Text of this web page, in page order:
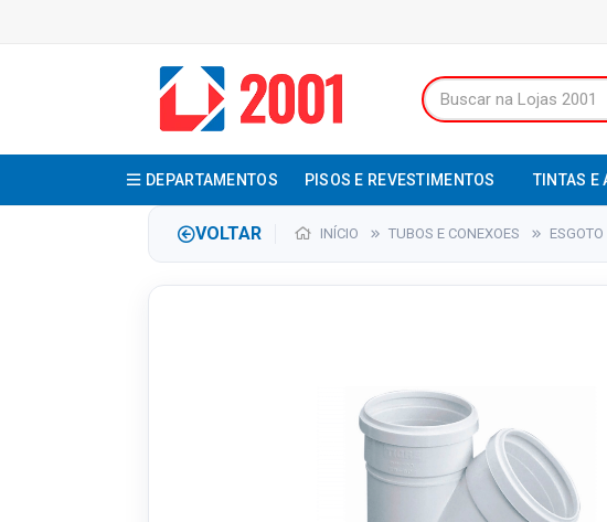
DEPARTAMENTOS PISOS E REVESTIMENTOS TINTAS E
VOLTAR INÍCIO TUBOS E CONEXOES ESGOTO